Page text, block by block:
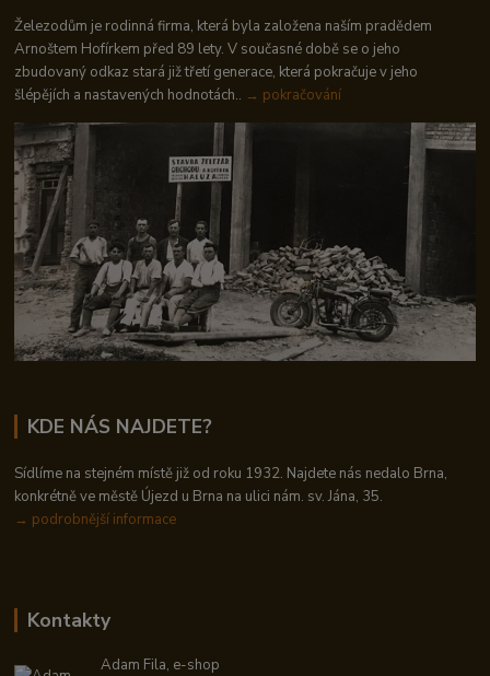
Železodům je rodinná firma, která byla založena naším pradědem
Arnoštem Hofírkem před 89 lety. V současné době se o jeho
zbudovaný odkaz stará již třetí generace, která pokračuje v jeho
šlépějích a nastavených hodnotách.. → pokračování
KDE NÁS NAJDETE?
Sídlíme na stejném místě již od roku 1932. Najdete nás nedalo Brna,
konkrétně ve městě Újezd u Brna na ulici nám. sv. Jána, 35.
→ podrobnější informace
Kontakty
Adam Fila, e-shop